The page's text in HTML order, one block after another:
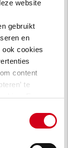
website
gebruikt
en
ook cookies
content
te
Een
en dak
nieuwe
en toilet
begane